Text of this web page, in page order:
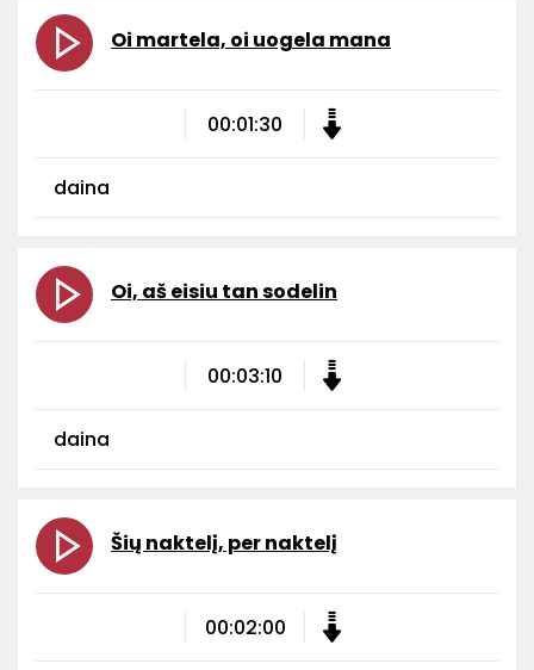
Oi martela, oi uogela mana
00:01:30
daina
Oi, aš eisiu tan sodelin
00:03:10
daina
Šių naktelį, per naktelį
00:02:00